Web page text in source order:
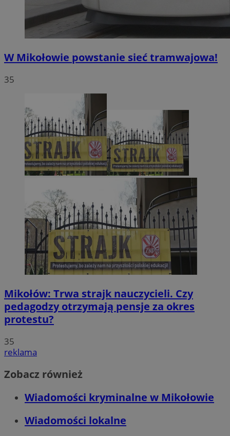
W Mikołowie powstanie sieć tramwajowa!
35
Mikołów: Trwa strajk nauczycieli. Czy
pedagodzy otrzymają pensje za okres
protestu?
35
reklama
Zobacz również
Wiadomości kryminalne w Mikołowie
Wiadomości lokalne